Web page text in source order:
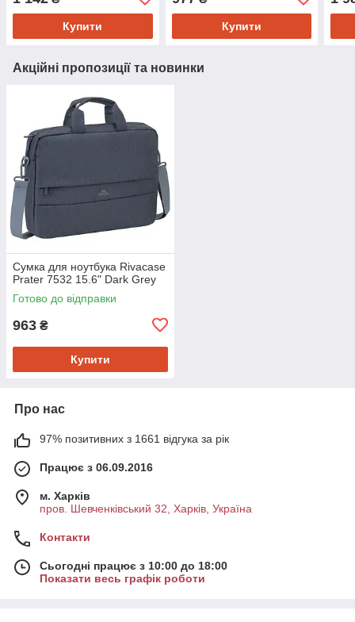
Купити Купити
Акційні пропозиції та новинки
Сумка для ноутбука Rivacase
Prater 7532 15.6" Dark Grey
Готово до відправки
963 ₴
Купити
Про нас
97% позитивних з 1661 відгука за рік
Працює з 06.09.2016
м. Харків
пров. Шевченківський 32, Харків, Україна
Контакти
Сьогодні працює з 10:00 до 18:00
Показати весь графік роботи